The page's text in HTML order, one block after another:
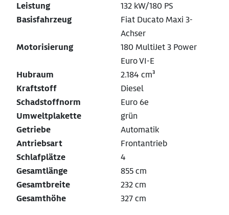
Leistung
132 kW/180 PS
Basisfahrzeug
Fiat Ducato Maxi 3-
Achser
Motorisierung
180 MultiJet 3 Power
Euro VI-E
Hubraum
2.184 cm³
Kraftstoff
Diesel
Schadstoffnorm
Euro 6e
Umweltplakette
grün
Getriebe
Automatik
Antriebsart
Frontantrieb
Schlafplätze
4
Gesamtlänge
855 cm
Gesamtbreite
232 cm
Gesamthöhe
327 cm